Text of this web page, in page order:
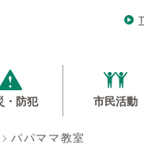
・防犯 市民活動
パパママ教室